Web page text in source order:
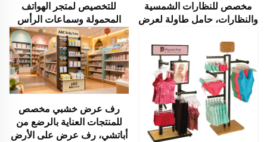
للتخصيص لمتجر الهواتف
المحمولة وسماعات الرأس
وملحقات الجوال
مخصص للنظارات الشمسية
والنظارات، حامل طاولة لعرض
متاجر التجزئة والأسواق
رف عرض خشبي مخصص
للمنتجات العناية بالرضع من
أباتشي، رف عرض على الأرض